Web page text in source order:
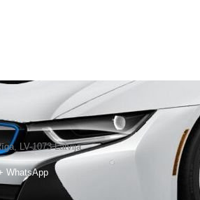
LV-1073 Latvija
WhatsApp